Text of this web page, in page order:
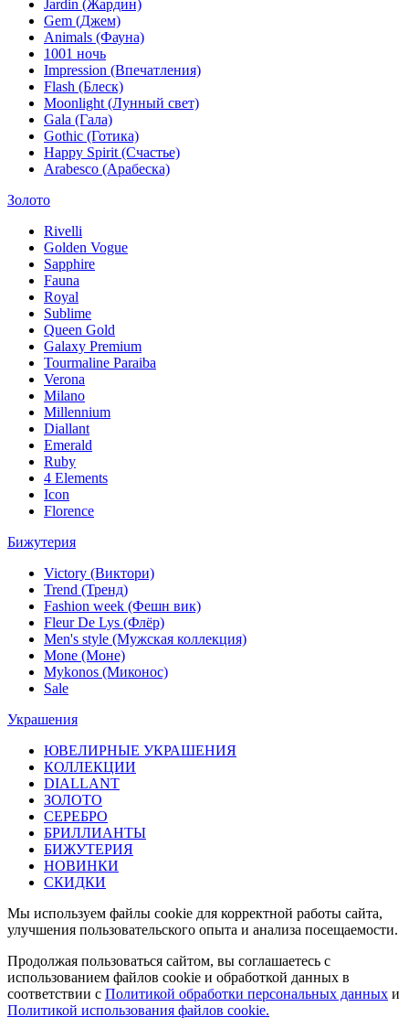
Jardin (Жардин)
Gem (Джем)
Animals (Фауна)
1001 ночь
Impression (Впечатления)
Flash (Блеск)
Moonlight (Лунный свет)
Gala (Гала)
Gothic (Готика)
Happy Spirit (Счастье)
Arabesco (Арабеска)
Золото
Rivelli
Golden Vogue
Sapphire
Fauna
Royal
Sublime
Queen Gold
Galaxy Premium
Tourmaline Paraiba
Verona
Milano
Millennium
Diallant
Emerald
Ruby
4 Elements
Icon
Florence
Бижутерия
Victory (Виктори)
Trend (Тренд)
Fashion week (Фешн вик)
Fleur De Lys (Флёр)
Men's style (Мужская коллекция)
Mone (Моне)
Mykonos (Миконос)
Sale
Украшения
ЮВЕЛИРНЫЕ УКРАШЕНИЯ
КОЛЛЕКЦИИ
DIALLANT
ЗОЛОТО
СЕРЕБРО
БРИЛЛИАНТЫ
БИЖУТЕРИЯ
НОВИНКИ
СКИДКИ
Мы используем файлы cookie для корректной работы сайта,
улучшения пользовательского опыта и анализа посещаемости.
Продолжая пользоваться сайтом, вы соглашаетесь с
использованием файлов cookie и обработкой данных в
соответствии с Политикой обработки персональных данных и
Политикой использования файлов cookie.